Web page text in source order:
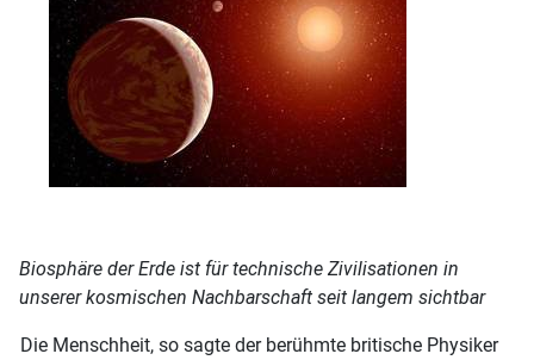
Biosphäre der Erde ist für technische Zivilisationen in
unserer kosmischen Nachbarschaft seit langem sichtbar
Die Menschheit, so sagte der berühmte britische Physiker